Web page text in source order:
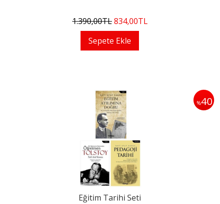
1.390,00TL834,00TL
Sepete Ekle
%40
Eğitim Tarihi Seti